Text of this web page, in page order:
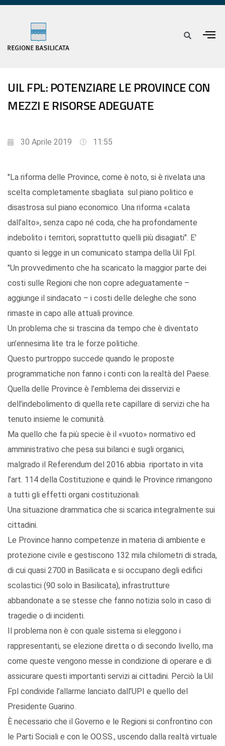
UIL FPL: POTENZIARE LE PROVINCE CON
MEZZI E RISORSE ADEGUATE
30 Aprile 2019 11:55
"La riforma delle Province, come è noto, si è rivelata una
scelta completamente sbagliata sul piano politico e
disastrosa sul piano economico. Una riforma «calata
dall’alto», senza capo né coda, che ha profondamente
indebolito i territori, soprattutto quelli più disagiati". E'
quanto si legge in un comunicato stampa della Uil Fpl.
"Un provvedimento che ha scaricato la maggior parte dei
costi sulle Regioni che non copre adeguatamente –
aggiunge il sindacato – i costi delle deleghe che sono
rimaste in capo alle attuali province.
Un problema che si trascina da tempo che è diventato
un’ennesima lite tra le forze politiche.
Questo purtroppo succede quando le proposte
programmatiche non fanno i conti con la realtà del Paese.
Quella delle Province è l’emblema dei disservizi e
dell’indebolimento di quella rete capillare di servizi che ha
tenuto insieme le comunità.
Ma quello che fa più specie è il «vuoto» normativo ed
amministrativo che pesa sui bilanci e sugli organici,
malgrado il Referendum del 2016 abbia riportato in vita
l’art. 114 della Costituzione e quindi le Province rimangono
a tutti gli effetti organi costituzionali.
Una situazione drammatica che si scarica integralmente sui
cittadini.
Le Province hanno competenze in materia di ambiente e
protezione civile e gestiscono 132 mila chilometri di strada,
di cui quasi 2700 in Basilicata e si occupano degli edifici
scolastici (90 solo in Basilicata), infrastrutture
abbandonate a se stesse che fanno notizia solo in caso di
tragedie o di incidenti.
Il problema non è con quale sistema si eleggono i
rappresentanti, se elezione diretta o di secondo livello, ma
come queste vengono messe in condizione di operare e di
assicurare questi importanti servizi ai cittadini. Perciò la Uil
Fpl condivide l’allarme lanciato dall’UPI e quello del
Presidente Guarino.
Ѐ necessario che il Governo e le Regioni si confrontino con
le Parti Sociali e con le OO.SS., uscendo dalla realtà virtuale